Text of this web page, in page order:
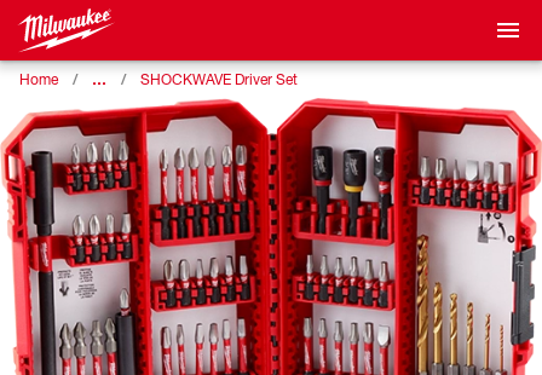
Home … SHOCKWAVE Driver Set